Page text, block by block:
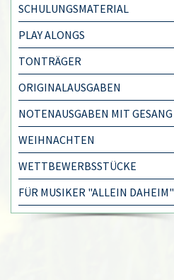
SCHULUNGSMATERIAL
PLAY ALONGS
TONTRÄGER
ORIGINALAUSGABEN
NOTENAUSGABEN MIT GESANG
WEIHNACHTEN
WETTBEWERBSSTÜCKE
FÜR MUSIKER "ALLEIN DAHEIM"